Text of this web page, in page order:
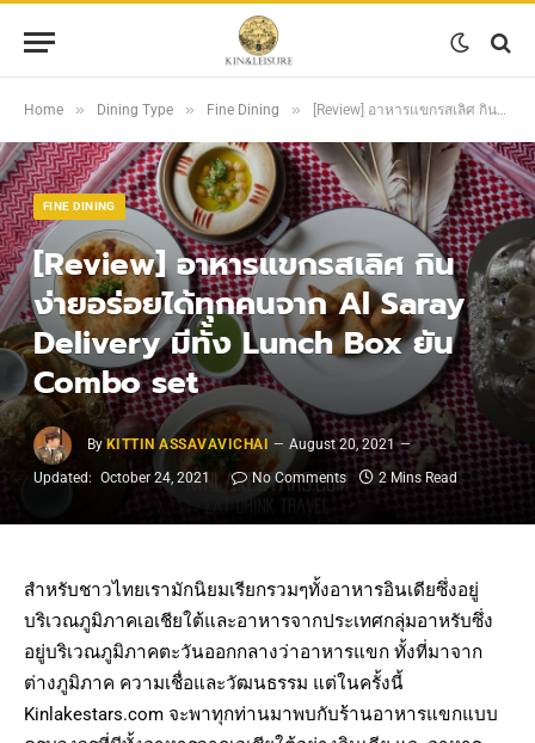
Home » Dining Type » Fine Dining » [Review] อาหารแขกรสเลิศ กินง่ายอร่อยได้ทุกคนจาก Al Saray Delivery มีทั้ง Lunch Box ยัน Combo set
FINE DINING
[Review] อาหารแขกรสเลิศ กิน
ง่ายอร่อยได้ทุกคนจาก Al Saray
Delivery มีทั้ง Lunch Box ยัน
Combo set
By KITTIN ASSAVAVICHAI
August 20, 2021
Updated: October 24, 2021 No Comments 2 Mins Read
สำหรับชาวไทยเรามักนิยมเรียกรวมๆทั้งอาหารอินเดียซึ่งอยู่
บริเวณภูมิภาคเอเชียใต้และอาหารจากประเทศกลุ่มอาหรับซึ่ง
อยู่บริเวณภูมิภาคตะวันออกกลางว่าอาหารแขก ทั้งที่มาจาก
ต่างภูมิภาค ความเชื่อและวัฒนธรรม แต่ในครั้งนี้
Kinlakestars.com จะพาทุกท่านมาพบกับร้านอาหารแขกแบบ